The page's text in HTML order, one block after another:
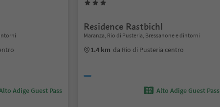
Adige Guest Pass
Residence Rastbichl
Maranza, Rio di Pusteria, Bressanone e dintorni
1.4 km da Rio di Pusteria centro
Alto Adige Guest Pass